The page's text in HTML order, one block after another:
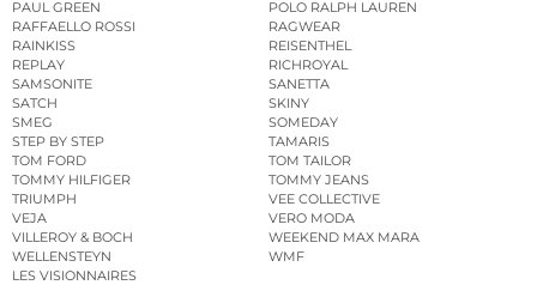
PAUL GREEN
POLO RALPH LAUREN
RAFFAELLO ROSSI
RAGWEAR
RAINKISS
REISENTHEL
REPLAY
RICHROYAL
SAMSONITE
SANETTA
SATCH
SKINY
SMEG
SOMEDAY
STEP BY STEP
TAMARIS
TOM FORD
TOM TAILOR
TOMMY HILFIGER
TOMMY JEANS
TRIUMPH
VEE COLLECTIVE
VEJA
VERO MODA
VILLEROY & BOCH
WEEKEND MAX MARA
WELLENSTEYN
WMF
LES VISIONNAIRES